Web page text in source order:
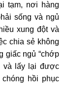
tạm, nơi hàng
sống và ngủ
xung đột và
chia sẻ không
giấc ngủ “chớp
và lấy lại được
hồi phục